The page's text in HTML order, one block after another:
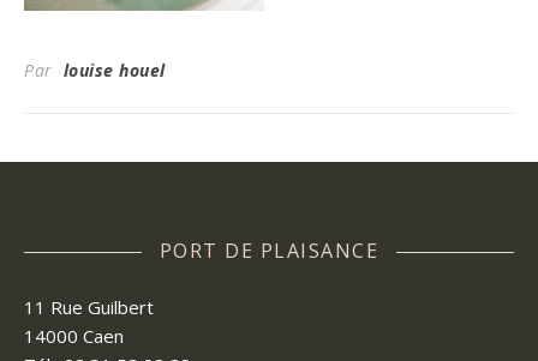
Par louise houel
PORT DE PLAISANCE
11 Rue Guilbert
14000 Caen